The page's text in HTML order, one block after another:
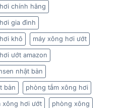
chính hãng
gia đình
khô máy xông hơi ướt
ướt amazon
nhật bản
bản phòng tắm xông hơi
xông hơi ướt phòng xông